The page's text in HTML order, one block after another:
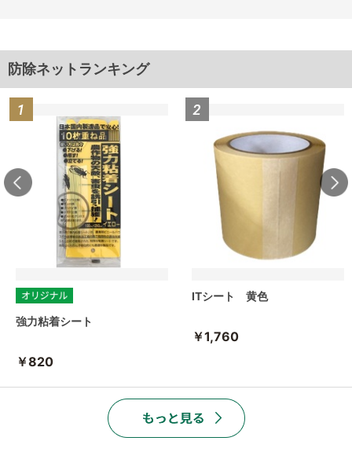
防除ネットランキング
強力粘着シート
￥820
ITシート 黄色
￥1,760